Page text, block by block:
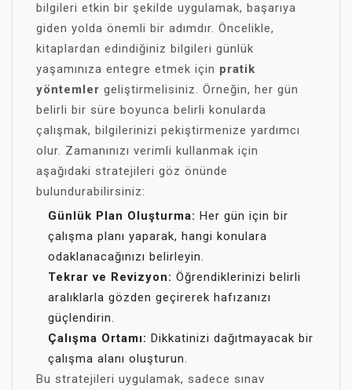
bilgileri etkin bir şekilde uygulamak, başarıya
giden yolda önemli bir adımdır. Öncelikle,
kitaplardan edindiğiniz bilgileri günlük
yaşamınıza entegre etmek için pratik
yöntemler geliştirmelisiniz. Örneğin, her gün
belirli bir süre boyunca belirli konularda
çalışmak, bilgilerinizi pekiştirmenize yardımcı
olur. Zamanınızı verimli kullanmak için
aşağıdaki stratejileri göz önünde
bulundurabilirsiniz:
Günlük Plan Oluşturma: Her gün için bir
çalışma planı yaparak, hangi konulara
odaklanacağınızı belirleyin.
Tekrar ve Revizyon: Öğrendiklerinizi belirli
aralıklarla gözden geçirerek hafızanızı
güçlendirin.
Çalışma Ortamı: Dikkatinizi dağıtmayacak bir
çalışma alanı oluşturun.
Bu stratejileri uygulamak, sadece sınav